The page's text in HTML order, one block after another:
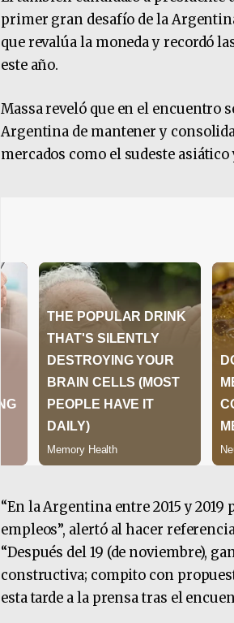
primer gran desafío de la
que revalúa la moneda y recordó
este año.
Massa reveló que en el encuentro
Argentina de mantener y
mercados como el sudeste asiático
“En la Argentina entre 2015 y
empleos”, alertó al hacer
“Después del 19 (de noviembre),
constructiva; compito con
esta tarde a la prensa tras el